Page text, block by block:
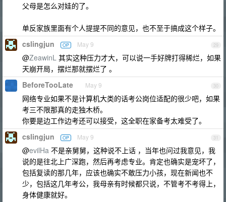
父母是怎么对娃的了。
单反家族里面有个人提提不同的意见，也不至于搞成这个样子。
29
cslingjun OP May 9
@ZeawinL 其实这种压力才大，可以说一手好牌打得稀烂，如果
天崩开局，摆烂那就摆烂了 。
30
BeforeTooLate May 9
网络专业如果不是计算机大类的话考公岗位适配的很少吧，如果
考三不限那真的走独木桥。
你要是边工作边考还可以接受，这全职在家备考太难受了。
31
cslingjun OP May 9
@evilHa 不是亲舅舅，这种说不上话 ，当年也问过我意见，我
说的是往北上广深跑，然后再考虑专业。肯定也确实是宠坏了，
包括复读的那几年，应该也确实不敢压力小孩，现在新闻也不
少，包括这几年考公，我母亲有时候都只说，不管考不考得上，
身体健康就好。